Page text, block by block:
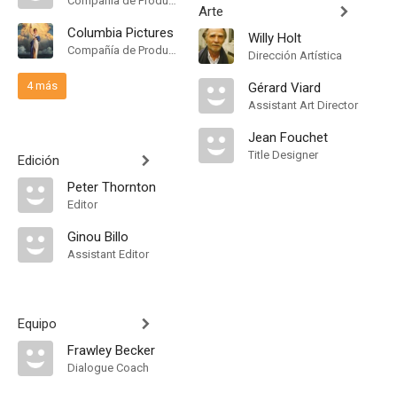
Columbia Pictures
Compañía de Produccion
4 más
Edición
Peter Thornton
Editor
Ginou Billo
Assistant Editor
Equipo
Frawley Becker
Dialogue Coach
Arte
Willy Holt
Dirección Artística
Gérard Viard
Assistant Art Director
Jean Fouchet
Title Designer